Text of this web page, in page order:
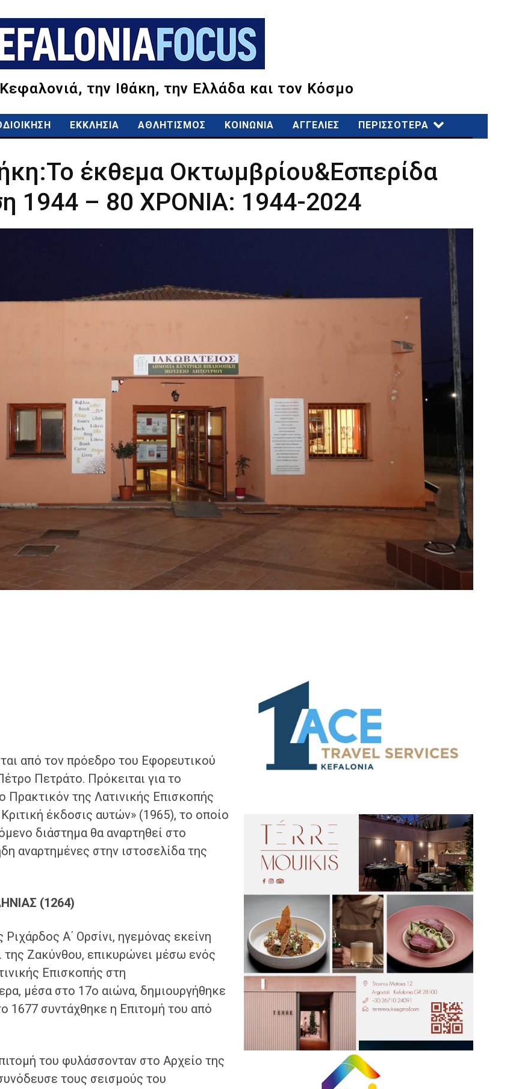
Κεφαλονιά, την Ιθάκη, την Ελλάδα και τον Κόσμο
ΕΚΚΛΗΣΙΑ ΑΘΛΗΤΙΣΜΟΣ ΚΟΙΝΩΝΙΑ ΑΓΓΕΛΙΕΣ ΠΕΡΙΣΣΟΤΕΡΑ
έκθεμα Οκτωμβρίου&Εσπερίδα
1944 – 80 ΧΡΟΝΙΑ: 1944-2024
από τον πρόεδρο του Εφορευτικού
Πετράτο. Πρόκειται για το
Πρακτικόν της Λατινικής Επισκοπής
έκδοσις αυτών» (1965), το οποίο
διάστημα θα αναρτηθεί στο
αναρτημένες στην ιστοσελίδα της
(1264)
Α΄ Ορσίνι, ηγεμόνας εκείνη
της Ζακύνθου, επικυρώνει μέσω ενός
Επισκοπής στη
μέσα στο 17ο αιώνα, δημιουργήθηκε
1677 συντάχθηκε η Επιτομή του από
του φυλάσσονταν στο Αρχείο της
τους σεισμούς του